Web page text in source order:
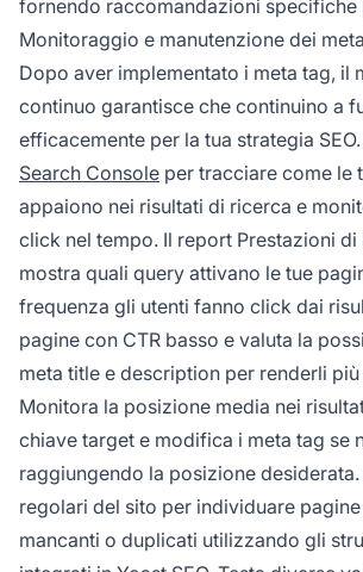
fornendo raccomandazioni specifiche
Monitoraggio e manutenzione dei
Dopo aver implementato i meta tag, il
continuo garantisce che continuino a
efficacemente per la tua strategia
Search Console per tracciare come le
appaiono nei risultati di ricerca e
click nel tempo. Il report Prestazioni di
mostra quali query attivano le tue
frequenza gli utenti fanno click dai
pagine con CTR basso e valuta la
meta title e description per renderli
Monitora la posizione media nei
chiave target e modifica i meta tag se
raggiungendo la posizione
regolari del sito per individuare
mancanti o duplicati utilizzando gli